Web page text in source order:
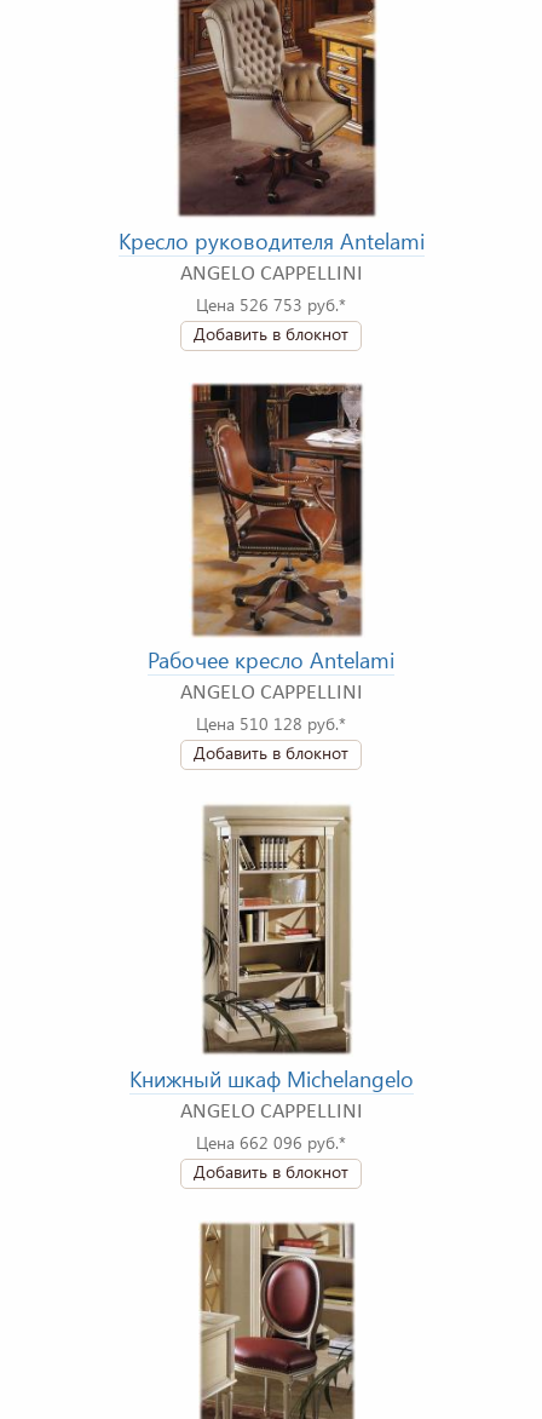
Кресло руководителя Antelami
ANGELO CAPPELLINI
Цена 526 753 руб.*
Добавить в блокнот
Рабочее кресло Antelami
ANGELO CAPPELLINI
Цена 510 128 руб.*
Добавить в блокнот
Книжный шкаф Michelangelo
ANGELO CAPPELLINI
Цена 662 096 руб.*
Добавить в блокнот